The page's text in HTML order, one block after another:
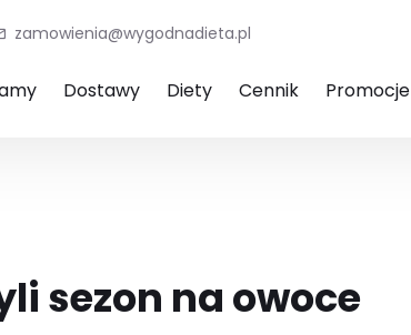
zamowienia@wygodnadieta.pl
Dostawy Diety Cennik Promocje
sezon na owoce